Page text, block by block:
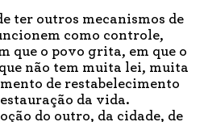
ter outros mecanismos de
como controle,
que o povo grita, em que o
não tem muita lei, muita
de restabelecimento
da vida.
do outro, da cidade, de